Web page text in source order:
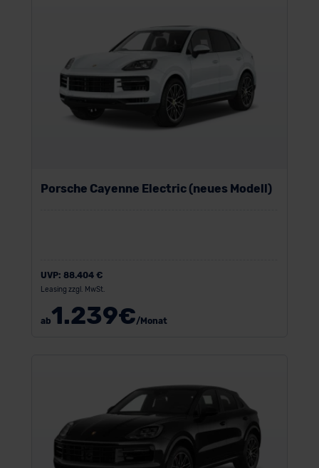
Porsche Cayenne Electric (neues Modell)
UVP: 88.404 €
Leasing zzgl. MwSt.
ab1.239€/Monat